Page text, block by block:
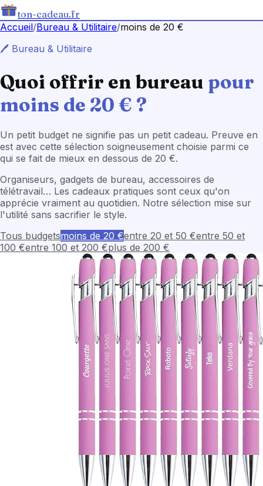
ton-cadeau.fr
Accueil/Bureau & Utilitaire/moins de 20 €
🖊️ Bureau & Utilitaire
Quoi offrir en bureau pour
moins de 20 € ?
Un petit budget ne signifie pas un petit cadeau. Preuve en
est avec cette sélection soigneusement choisie parmi ce
qui se fait de mieux en dessous de 20 €.
Organiseurs, gadgets de bureau, accessoires de
télétravail… Les cadeaux pratiques sont ceux qu'on
apprécie vraiment au quotidien. Notre sélection mise sur
l'utilité sans sacrifier le style.
Tous budgetsmoins de 20 €entre 20 et 50 €entre 50 et
100 €entre 100 et 200 €plus de 200 €